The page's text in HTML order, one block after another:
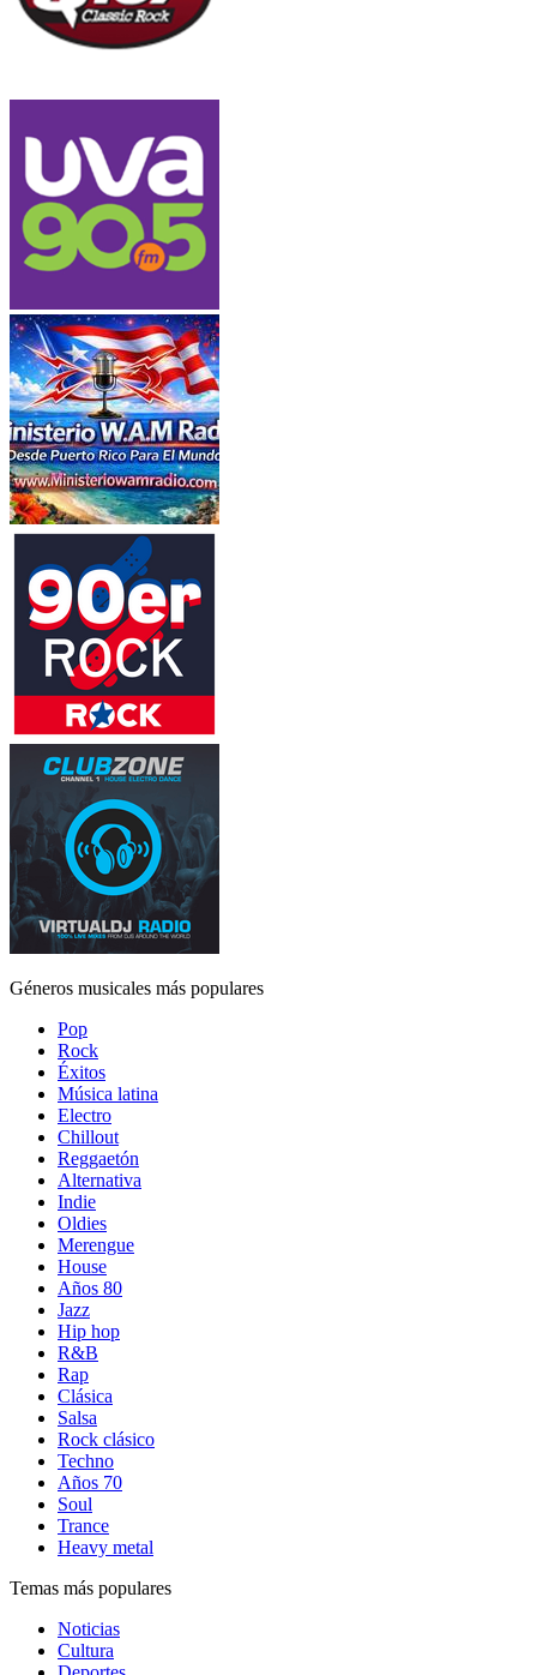
Géneros musicales más populares
Pop
Rock
Éxitos
Música latina
Electro
Chillout
Reggaetón
Alternativa
Indie
Oldies
Merengue
House
Años 80
Jazz
Hip hop
R&B
Rap
Clásica
Salsa
Rock clásico
Techno
Años 70
Soul
Trance
Heavy metal
Temas más populares
Noticias
Cultura